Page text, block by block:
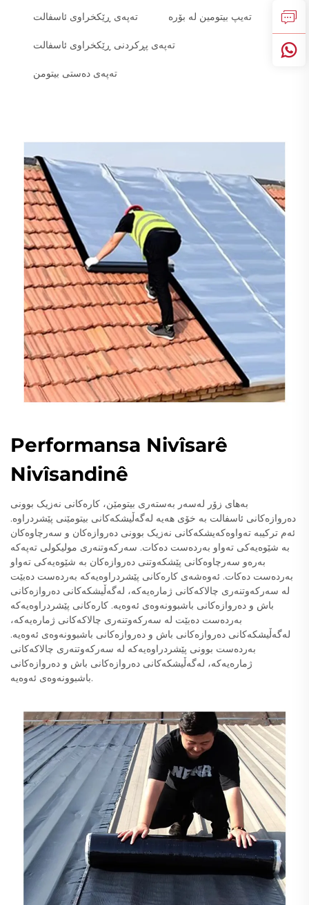
تەپەی ڕێکخراوی ئاسفالت تەیپ بیتومین لە بۆرە
تەپەی پڕکردنی ڕێکخراوی ئاسفالت
تەپەی دەستی بیتومن
Performansa Nivîsarê
Nivîsandinê
بەهای زۆر لەسەر بەستەری بیتومێن، کارەکانی نەزیک بوونی
دەروازەکانی ئاسفالت بە خۆی هەیە لەگەڵیشکەکانی بیتومێنی پێشردراوە.
ئەم ترکیبە تەواوەکەیشکەکانی نەزیک بوونی دەروازەکان و سەرچاوەکان
بە شێوەیەکی تەواو بەردەست دەکات. سەرکەوتنەری مولیکولی تەپەکە
بەرەو سەرچاوەکانی پێشکەوتنی دەروازەکان بە شێوەیەکی تەواو
بەردەست دەکات. ئەوەشەی کارەکانی پێشردراوەیەکە بەردەست دەبێت
لە سەرکەوتنەری چالاکەکانی ژمارەیەکە، لەگەڵیشکەکانی دەروازەکانی
باش و دەروازەکانی باشبوونەوەی ئەوەیە. کارەکانی پێشردراوەیەکە
بەردەست دەبێت لە سەرکەوتنەری چالاکەکانی ژمارەیەکە،
لەگەڵیشکەکانی دەروازەکانی باش و دەروازەکانی باشبوونەوەی ئەوەیە.
بەردەست بوونی پێشردراوەیەکە لە سەرکەوتنەری چالاکەکانی
ژمارەیەکە، لەگەڵیشکەکانی دەروازەکانی باش و دەروازەکانی
باشبوونەوەی ئەوەیە.